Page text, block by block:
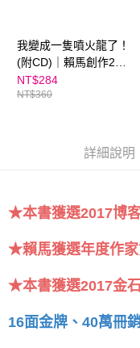
我變成一隻噴火龍了！
(附CD)｜賴馬創作20
周年紀念版
NT$284
NT$360
詳細說明
★本書獲選2017博
★賴馬獲選年度作家
★本書獲選2017金
16面金牌、40萬冊